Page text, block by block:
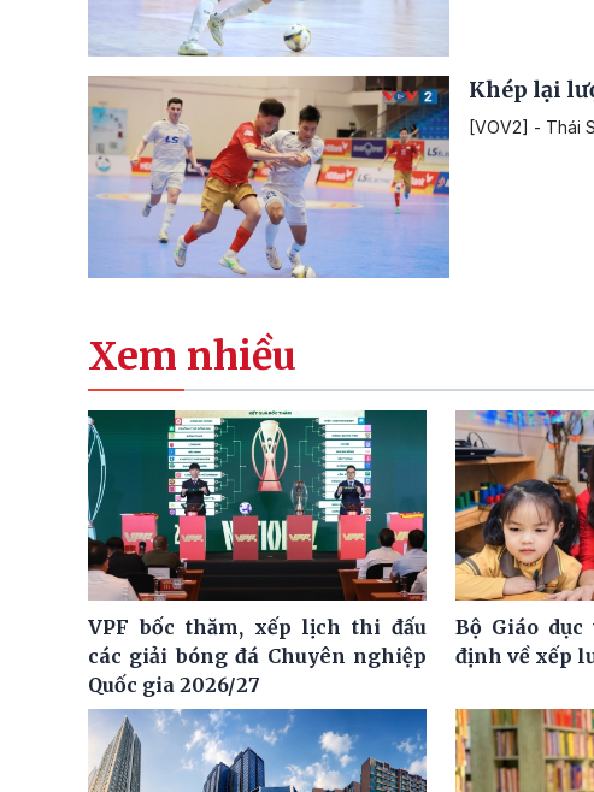
Khép lại
[VOV2] - Thái
Xem nhiều
VPF bốc thăm, xếp lịch thi đấu
các giải bóng đá Chuyên nghiệp
Quốc gia 2026/27
Bộ Giáo dục
định về xếp